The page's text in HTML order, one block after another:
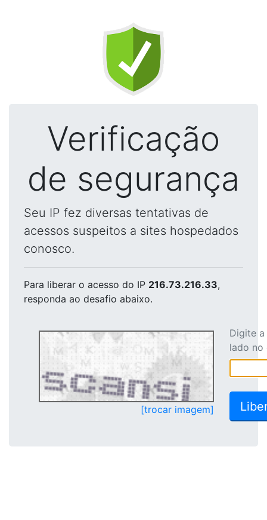
Verificação
de segurança
Seu IP fez diversas tentativas de
acessos suspeitos a sites hospedados
conosco.
Para liberar o acesso do IP 216.73.216.33,
responda ao desafio abaixo.
[trocar imagem]
Digite
lado no